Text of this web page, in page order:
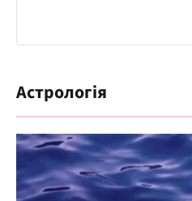
Астрологія